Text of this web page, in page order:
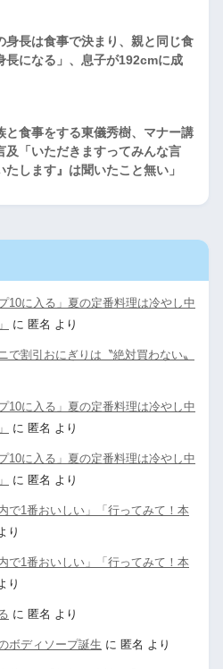
身長は食事で決まり、親と同じ食
長になる」、息子が192cmに成
と食事をする東儀秀樹、マナー講
及「いただきますってみんな言
たします』は聞いたこと無い」
10に入る」夏の定番料理は冷やし中
に 匿名 より
割引おにぎりは〝絶対買わない〟
10に入る」夏の定番料理は冷やし中
に 匿名 より
10に入る」夏の定番料理は冷やし中
に 匿名 より
で1番おいしい」「行ってみて！本
り
で1番おいしい」「行ってみて！本
り
に 匿名 より
ボディソープ誕生 に 匿名 より